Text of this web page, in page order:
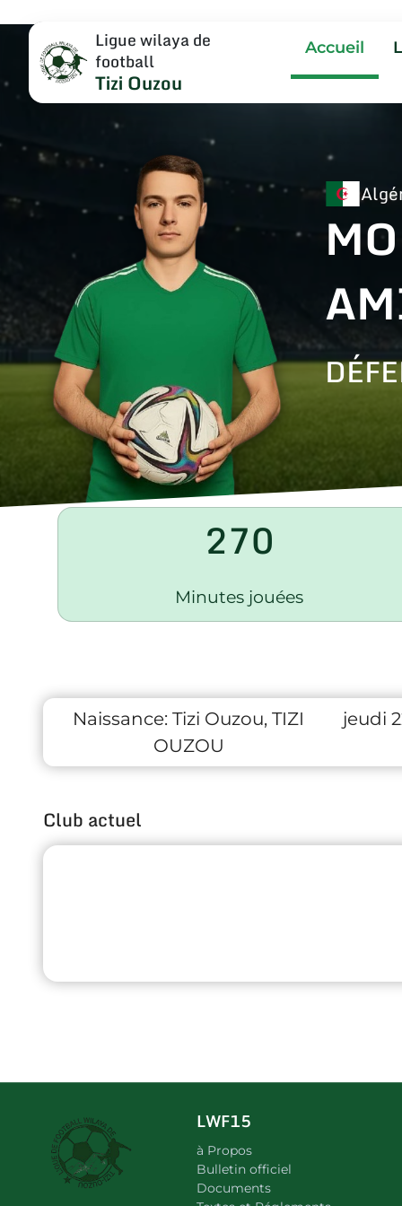
Ligue wilaya de
football
Tizi Ouzou
Accueil
270
Minutes jouées
Naissance: Tizi Ouzou, TIZI
OUZOU
jeudi
Club actuel
LWF15
à Propos
Bulletin officiel
Documents